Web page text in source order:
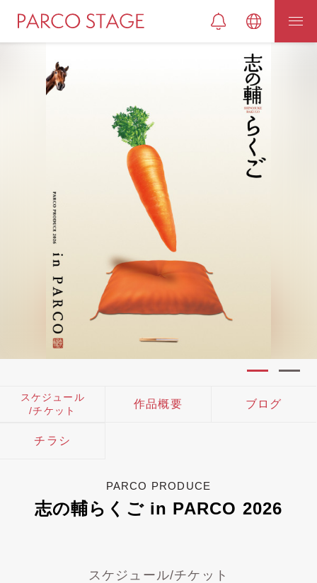
スケジュール
/チケット
作品概要 ブログ
チラシ
PARCO PRODUCE
志の輔らくご in PARCO 2026
スケジュール/チケット